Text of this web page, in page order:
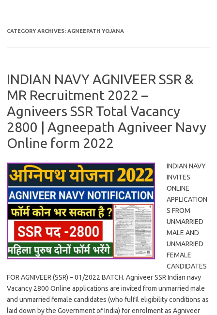
CATEGORY ARCHIVES: AGNEEPATH YOJANA
INDIAN NAVY AGNIVEER SSR &
MR Recruitment 2022 –
Agniveers SSR Total Vacancy
2800 | Agneepath Agniveer Navy
Online form 2022
INDIAN NAVY
INVITES
ONLINE
APPLICATION
S FROM
UNMARRIED
MALE AND
UNMARRIED
FEMALE
CANDIDATES
FOR AGNIVEER (SSR) – 01/2022 BATCH. Agniveer SSR Indian navy
Vacancy 2800 Online applications are invited from unmarried male
and unmarried female candidates (who fulfil eligibility conditions as
laid down by the Government of India) for enrolment as Agniveer